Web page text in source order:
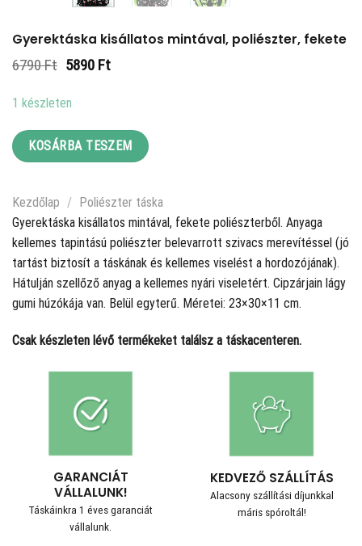
Gyerektáska kisállatos mintával, poliészter, fekete
6790Ft Original
6790 Ft.
5890 FtCurrent
1 készleten
KOSÁRBA TESZEM
Kezdőlap / Poliészter táska
Gyerektáska kisállatos mintával, fekete poliészterből. Anyaga
kellemes tapintású poliészter belevarrott szivacs merevítéssel (jó
tartást biztosít a táskának és kellemes viselést a hordozójának).
Hátulján szellőző anyag a kellemes nyári viseletért. Cipzárjain lágy
gumi húzókája van. Belül egyterű. Méretei: 23×30×11 cm.
Csak készleten lévő termékeket találsz a táskacenteren.
GARANCIÁT
VÁLLALUNK!
Táskáinkra 1 éves garanciát
vállalunk.
KEDVEZŐ SZÁLLÍTÁS
Alacsony szállítási díjunkkal
máris spóroltál!